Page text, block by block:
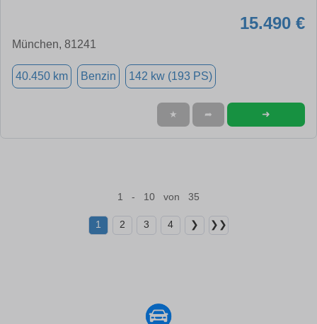
15.490 €
München, 81241
40.450 km Benzin 142 kw (193 PS)
★ ➦ ➜
1 - 10 von 35
1 2 3 4 ❯ ❯❯